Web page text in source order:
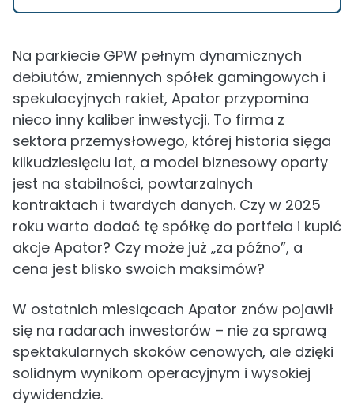
Na parkiecie GPW pełnym dynamicznych
debiutów, zmiennych spółek gamingowych i
spekulacyjnych rakiet, Apator przypomina
nieco inny kaliber inwestycji. To firma z
sektora przemysłowego, której historia sięga
kilkudziesięciu lat, a model biznesowy oparty
jest na stabilności, powtarzalnych
kontraktach i twardych danych. Czy w 2025
roku warto dodać tę spółkę do portfela i kupić
akcje Apator? Czy może już „za późno”, a
cena jest blisko swoich maksimów?
W ostatnich miesiącach Apator znów pojawił
się na radarach inwestorów – nie za sprawą
spektakularnych skoków cenowych, ale dzięki
solidnym wynikom operacyjnym i wysokiej
dywidendzie.